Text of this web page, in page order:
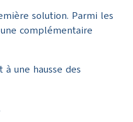
solution. Parmi les
complémentaire
une hausse des